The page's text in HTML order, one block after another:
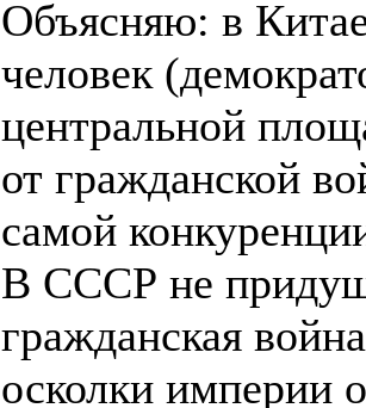
Объясняю: в
человек
центральной
от гражданской
самой
В СССР не
гражданская
осколки империи